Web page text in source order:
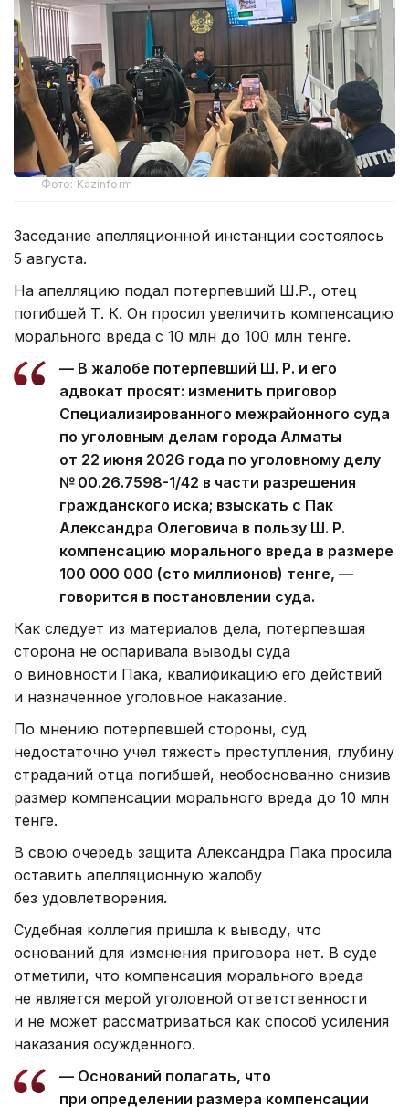
Фото: Kazinform
Заседание апелляционной инстанции состоялось
5 августа.
На апелляцию подал потерпевший Ш.Р., отец
погибшей Т. К. Он просил увеличить компенсацию
морального вреда с 10 млн до 100 млн тенге.
— В жалобе потерпевший Ш. Р. и его
адвокат просят: изменить приговор
Специализированного межрайонного суда
по уголовным делам города Алматы
от 22 июня 2026 года по уголовному делу
№ 00.26.7598-1/42 в части разрешения
гражданского иска; взыскать с Пак
Александра Олеговича в пользу Ш. Р.
компенсацию морального вреда в размере
100 000 000 (сто миллионов) тенге, —
говорится в постановлении суда.
Как следует из материалов дела, потерпевшая
сторона не оспаривала выводы суда
о виновности Пака, квалификацию его действий
и назначенное уголовное наказание.
По мнению потерпевшей стороны, суд
недостаточно учел тяжесть преступления, глубину
страданий отца погибшей, необоснованно снизив
размер компенсации морального вреда до 10 млн
тенге.
В свою очередь защита Александра Пака просила
оставить апелляционную жалобу
без удовлетворения.
Судебная коллегия пришла к выводу, что
оснований для изменения приговора нет. В суде
отметили, что компенсация морального вреда
не является мерой уголовной ответственности
и не может рассматриваться как способ усиления
наказания осужденного.
— Оснований полагать, что
при определении размера компенсации